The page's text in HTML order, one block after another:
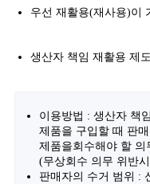
우선 재활용(재사용)이
생산자 책임 재활용 제
이용방법 : 생산자 책
제품을 구입할 때 판
제품을회수해야 할 의
(무상회수 의무 위반
판매자의 수거 범위 :